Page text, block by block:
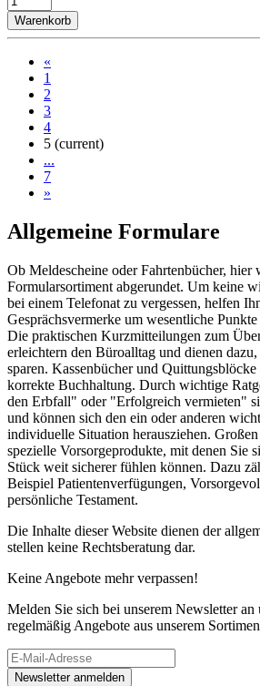
Warenkorb
«
1
2
3
4
5 (current)
...
7
»
Allgemeine Formulare
Ob Meldescheine oder Fahrtenbücher, hier
Formularsortiment abgerundet. Um keine
bei einem Telefonat zu vergessen, helfen
Gesprächsvermerke um wesentliche
Die praktischen Kurzmitteilungen zum
erleichtern den Büroalltag und dienen
sparen. Kassenbücher und
korrekte Buchhaltung. Durch wichtige
den Erbfall" oder "Erfolgreich vermieten"
und können sich den ein oder anderen
individuelle Situation herausziehen.
spezielle Vorsorgeprodukte, mit denen Sie
Stück weit sicherer fühlen können. Dazu
Beispiel Patientenverfügungen,
persönliche Testament.
Die Inhalte dieser Website dienen der
stellen keine Rechtsberatung dar.
Keine Angebote mehr verpassen!
Melden Sie sich bei unserem Newsletter an
regelmäßig Angebote aus unserem
Newsletter anmelden